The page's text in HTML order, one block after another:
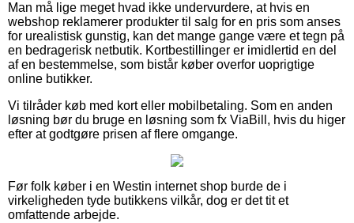
Man må lige meget hvad ikke undervurdere, at hvis en
webshop reklamerer produkter til salg for en pris som anses
for urealistisk gunstig, kan det mange gange være et tegn på
en bedragerisk netbutik. Kortbestillinger er imidlertid en del
af en bestemmelse, som bistår køber overfor uoprigtige
online butikker.
Vi tilråder køb med kort eller mobilbetaling. Som en anden
løsning bør du bruge en løsning som fx ViaBill, hvis du higer
efter at godtgøre prisen af flere omgange.
Før folk køber i en Westin internet shop burde de i
virkeligheden tyde butikkens vilkår, dog er det tit et
omfattende arbejde.